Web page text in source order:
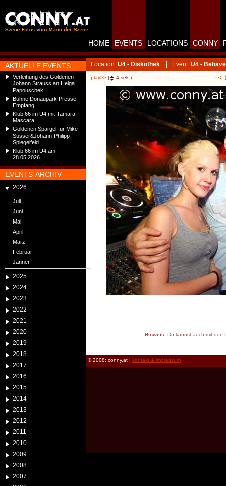
AKTUELLE EVENTS
Verleihung des Goldenen
Johann Strauss an Helga
Papouschek
Bühne Donaupark Presse-
Empfang
Klub 66 im U4 mit Tamara
Mascara
Goldenen Spargel für Mike
Süsser&Johann-Philipp
Spiegelfeld
Klub 66 im U4 am
28.05.2026
EVENTS-ARCHIV
2026
Juli
Juni
Mai
April
März
Februar
Jänner
2025
2024
2023
2022
2021
2020
2019
2018
2017
2016
2015
2014
2013
2012
2011
2010
2009
2008
2007
HOME EVENTS LOCATIONS CONNY
Location: U4 - Diskothek Event: U4 -
play>> ( 4 sek.) <-
Hinweis:Du kannst auch mit den
© 2008: conny.at | kontakt & impressum